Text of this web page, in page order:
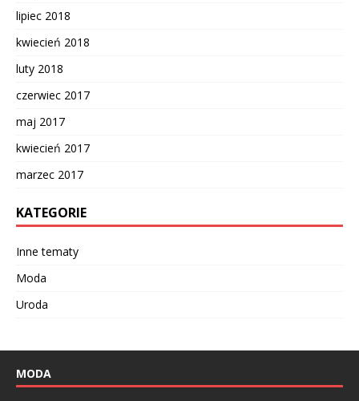
lipiec 2018
kwiecień 2018
luty 2018
czerwiec 2017
maj 2017
kwiecień 2017
marzec 2017
KATEGORIE
Inne tematy
Moda
Uroda
MODA